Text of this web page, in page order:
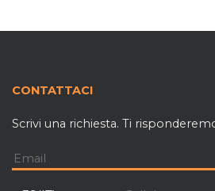
CONTATTACI
Scrivi una richiesta. Ti